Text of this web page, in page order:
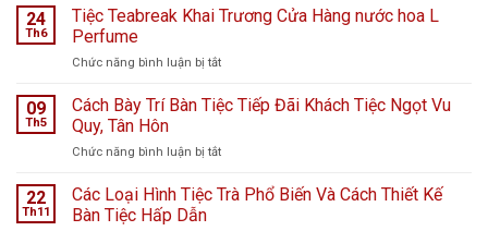
ngọt
viện
Hà
ngày
bão
24
Th6
Tiệc Teabreak Khai Trương Cửa Hàng nước hoa L
Perfume
Chức năng bình luận bị tắtở
Teabreak
Khai
Cửa
nước
09
Th5
Cách Bày Trí Bàn Tiệc Tiếp Đãi Khách Tiệc Ngọt Vu
Quy, Tân Hôn
Chức năng bình luận bị tắtở
Bày
22
Th11
Các Loại Hình Tiệc Trà Phổ Biến Và Cách Thiết Kế
Bàn Tiệc Hấp Dẫn